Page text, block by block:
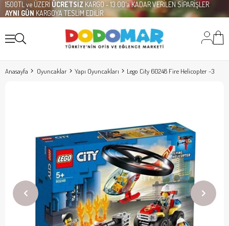
1500TL ve ÜZERİ ÜCRETSİZ KARGO - 13:00'a KADAR VERİLEN SİPARİŞLER
AYNI GÜN KARGOYA TESLİM EDİLİR
Anasayfa Oyuncaklar Yapı Oyuncakları Lego City 60248 Fire Helicopter -3